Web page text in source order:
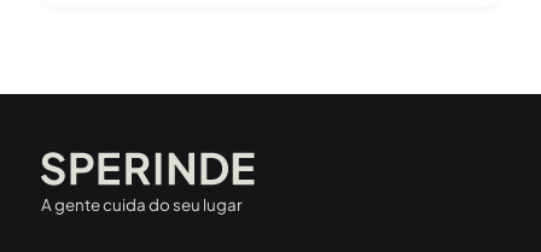
A gente cuida do seu lugar